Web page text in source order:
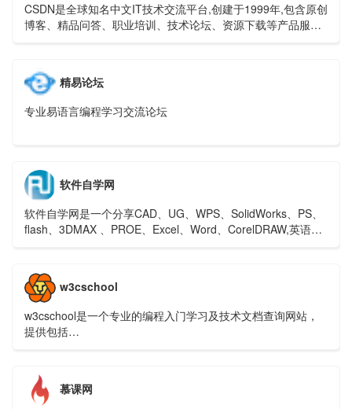
CSDN是全球知名中文IT技术交流平台,创建于1999年,包含原创
博客、精品问答、职业培训、技术论坛、资源下载等产品服务,
精易论坛
专业易语言编程学习交流论坛
软件自学网
软件自学网是一个分享CAD、UG、WPS、SolidWorks、PS、
flash、3DMAX 、PROE、Excel、Word、CorelDRAW,英语等
w3cschool
w3cschool是一个专业的编程入门学习及技术文档查询网站，
提供包括
w3schools的W3C学习社区及菜鸟编程平台。
慕课网